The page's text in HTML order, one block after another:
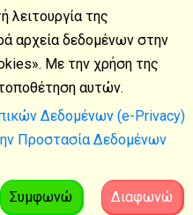
θα είναι
Δευτέρα 3
2026
λειτουργία της
αρχεία δεδομένων στην
Με την χρήση της
αυτών.
Δεδομένων (e-Privacy)
Προστασία Δεδομένων
Διαφωνώ
Συμφωνώ